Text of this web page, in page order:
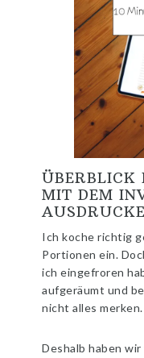
ÜBERBLICK
MIT DEM
Ich koche richtig
Portionen ein.
ich eingefroren
aufgeräumt und
nicht alles merken.
Deshalb haben